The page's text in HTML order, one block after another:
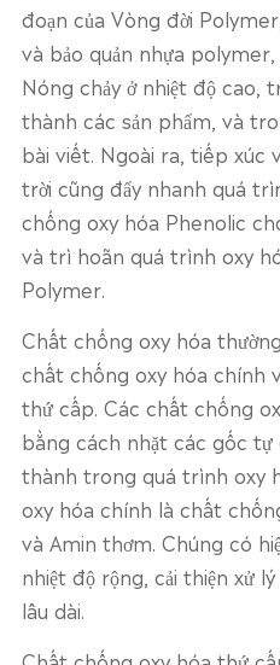
đoạn của Vòng đời
và bảo quản nhựa
Nóng chảy ở nhiệt độ cao,
thành các sản phẩm, và
bài viết. Ngoài ra, tiếp xúc
trời cũng đẩy nhanh quá
chống oxy hóa Phenolic
và trì hoãn quá trình oxy
Polymer.
Chất chống oxy hóa
chất chống oxy hóa chính
thứ cấp. Các chất chống
bằng cách nhặt các gốc
thành trong quá trình oxy
oxy hóa chính là chất
và Amin thơm. Chúng có
nhiệt độ rộng, cải thiện xử
lâu dài.